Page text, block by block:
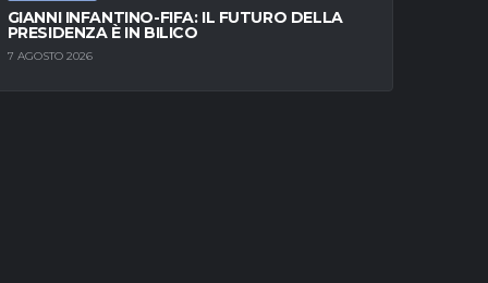
GIANNI INFANTINO-FIFA: IL FUTURO DELLA
PRESIDENZA È IN BILICO
7 AGOSTO 2026